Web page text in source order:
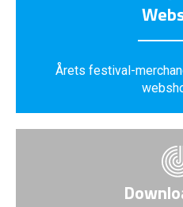
Årets festival-